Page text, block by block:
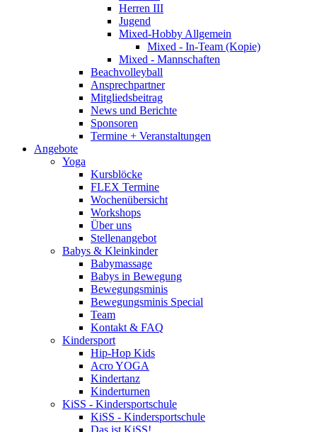
Herren III
Jugend
Mixed-Hobby Allgemein
Mixed - In-Team (Kopie)
Mixed - Mannschaften
Beachvolleyball
Ansprechpartner
Mitgliedsbeitrag
News und Berichte
Sponsoren
Termine + Veranstaltungen
Angebote
Yoga
Kursblöcke
FLEX Termine
Wochenübersicht
Workshops
Über uns
Stellenangebot
Babys & Kleinkinder
Babymassage
Babys in Bewegung
Bewegungsminis
Bewegungsminis Special
Team
Kontakt & FAQ
Kindersport
Hip-Hop Kids
Acro YOGA
Kindertanz
Kinderturnen
KiSS - Kindersportschule
KiSS - Kindersportschule
Das ist KiSS!